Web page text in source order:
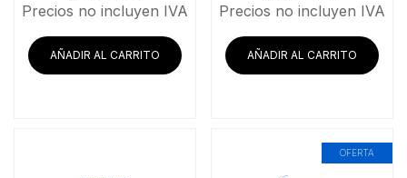
Precios no incluyen IVA
AÑADIR AL CARRITO
Precios no incluyen IVA
AÑADIR AL CARRITO
OFERTA